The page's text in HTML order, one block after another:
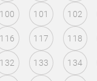
100 101 102
116 117 118
132 133 134